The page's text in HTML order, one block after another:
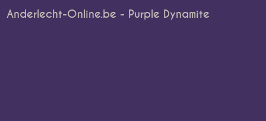
Anderlecht-Online.be - Purple Dynamite